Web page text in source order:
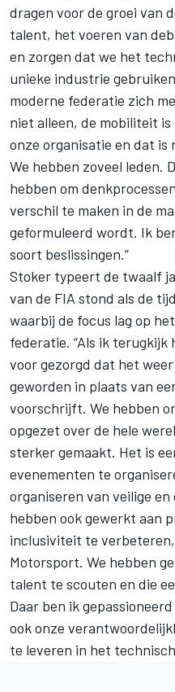
dragen voor de groei van
talent, het voeren van
en zorgen dat we het
unieke industrie
moderne federatie zich
niet alleen, de mobiliteit
onze organisatie en dat is
We hebben zoveel leden.
hebben om
verschil te maken in de
geformuleerd wordt. Ik
soort beslissingen.”
Stoker typeert de twaalf
van de FIA stond als de
waarbij de focus lag op
federatie. “Als ik terugkijk
voor gezorgd dat het
geworden in plaats van
voorschrijft. We hebben
opgezet over de hele
sterker gemaakt. Het is
evenementen te
organiseren van veilige
hebben ook gewerkt aan
inclusiviteit te
Motorsport. We hebben
talent te scouten en die
Daar ben ik
ook onze
te leveren in het